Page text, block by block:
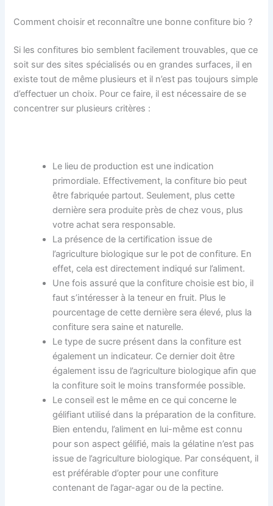
Comment choisir et reconnaître une bonne confiture bio ?
Si les confitures bio semblent facilement trouvables, que ce
soit sur des sites spécialisés ou en grandes surfaces, il en
existe tout de même plusieurs et il n’est pas toujours simple
d’effectuer un choix. Pour ce faire, il est nécessaire de se
concentrer sur plusieurs critères :
Le lieu de production est une indication
primordiale. Effectivement, la confiture bio peut
être fabriquée partout. Seulement, plus cette
dernière sera produite près de chez vous, plus
votre achat sera responsable.
La présence de la certification issue de
l’agriculture biologique sur le pot de confiture. En
effet, cela est directement indiqué sur l’aliment.
Une fois assuré que la confiture choisie est bio, il
faut s’intéresser à la teneur en fruit. Plus le
pourcentage de cette dernière sera élevé, plus la
confiture sera saine et naturelle.
Le type de sucre présent dans la confiture est
également un indicateur. Ce dernier doit être
également issu de l’agriculture biologique afin que
la confiture soit le moins transformée possible.
Le conseil est le même en ce qui concerne le
gélifiant utilisé dans la préparation de la confiture.
Bien entendu, l’aliment en lui-même est connu
pour son aspect gélifié, mais la gélatine n’est pas
issue de l’agriculture biologique. Par conséquent, il
est préférable d’opter pour une confiture
contenant de l’agar-agar ou de la pectine.